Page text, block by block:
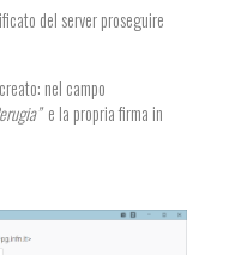
del server proseguire
nel campo
e la propria firma in